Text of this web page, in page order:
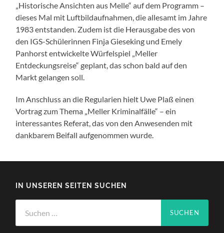
„Historische Ansichten aus Melle“ auf dem Programm –
dieses Mal mit Luftbildaufnahmen, die allesamt im Jahre
1983 entstanden. Zudem ist die Herausgabe des von
den IGS-Schülerinnen Finja Gieseking und Emely
Panhorst entwickelte Würfelspiel „Meller
Entdeckungsreise“ geplant, das schon bald auf den
Markt gelangen soll.
Im Anschluss an die Regularien hielt Uwe Plaß einen
Vortrag zum Thema „Meller Kriminalfälle“ – ein
interessantes Referat, das von den Anwesenden mit
dankbarem Beifall aufgenommen wurde.
IN UNSEREN SEITEN SUCHEN
nach: